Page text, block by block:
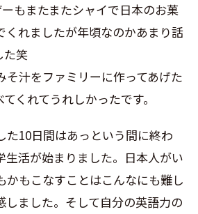
もまたまたシャイで日本のお菓
くれましたが年頃なのかあまり話
た笑
そ汁をファミリーに作ってあげた
くれてうれしかったです。
た10日間はあっという間に終わ
生活が始まりました。日本人がい
かもこなすことはこんなにも難し
しました。そして自分の英語力の